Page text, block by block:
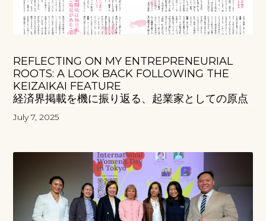
REFLECTING ON MY ENTREPRENEURIAL
ROOTS: A LOOK BACK FOLLOWING THE
KEIZAIKAI FEATURE
経済界掲載を機に振り返る、起業家としての原点
July 7, 2025